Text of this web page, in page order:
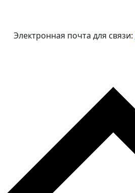
Электронная почта для связи: